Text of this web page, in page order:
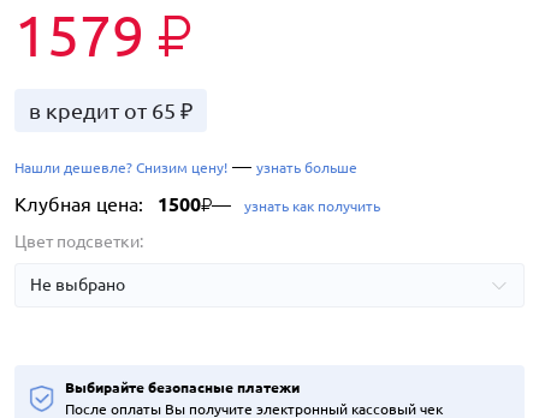
1579 ₽
в кредит от 65 ₽
Нашли дешевле? Снизим цену! — узнать больше
Клубная цена: 1500₽— узнать как получить
Цвет подсветки:
Выбирайте безопасные платежи
После оплаты Вы получите электронный кассовый чек